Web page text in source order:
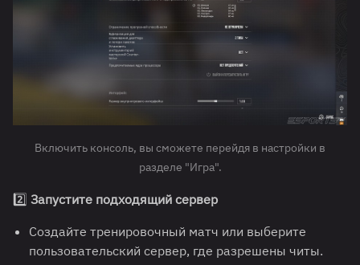
Включить консоль, вы сможете перейдя в настройки в
разделе "Игра".
2️⃣ Запустите подходящий сервер
Создайте тренировочный матч или выберите
пользовательский сервер, где разрешены читы.